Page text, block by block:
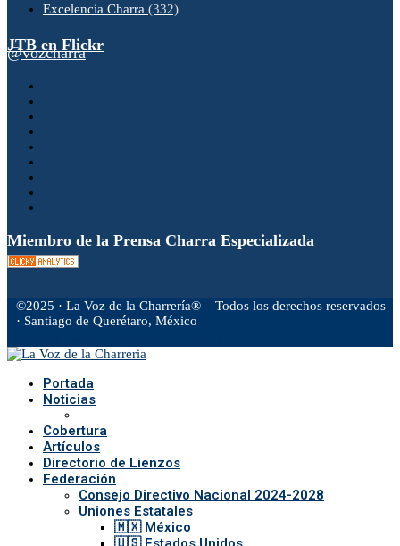
Excelencia Charra (332)
JTB en Flickr
@vozcharra
Miembro de la Prensa Charra Especializada
©2025 · La Voz de la Charrería® – Todos los derechos reservados
· Santiago de Querétaro, México
Portada
Noticias
Cobertura
Artículos
Directorio de Lienzos
Federación
Consejo Directivo Nacional 2024-2028
Uniones Estatales
🇲🇽 México